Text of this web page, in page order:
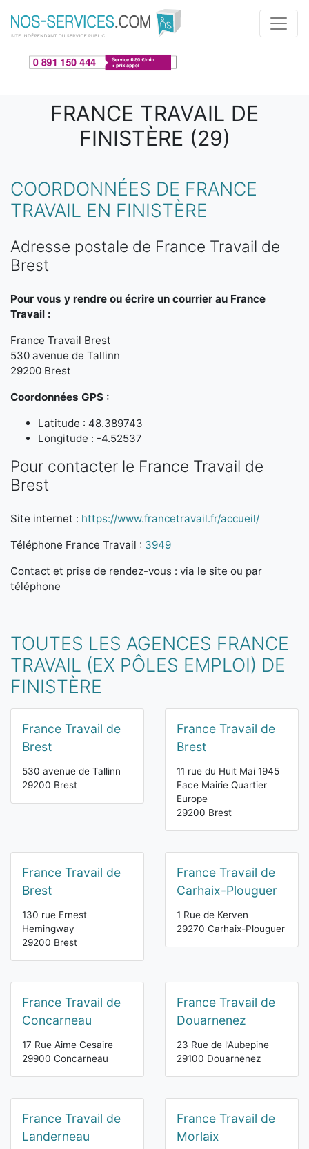
Aller au contenu principal
FRANCE TRAVAIL DE
FINISTÈRE (29)
COORDONNÉES DE FRANCE
TRAVAIL EN FINISTÈRE
Adresse postale de France Travail de
Brest
Pour vous y rendre ou écrire un courrier au France
Travail :
France Travail Brest
530 avenue de Tallinn
29200 Brest
Coordonnées GPS :
Latitude : 48.389743
Longitude : -4.52537
Pour contacter le France Travail de
Brest
Site internet : https://www.francetravail.fr/accueil/
Téléphone France Travail : 3949
Contact et prise de rendez-vous : via le site ou par
téléphone
TOUTES LES AGENCES FRANCE
TRAVAIL (EX PÔLES EMPLOI) DE
FINISTÈRE
France Travail de
Brest
530 avenue de Tallinn
29200 Brest
France Travail de
Brest
11 rue du Huit Mai 1945
Face Mairie Quartier
Europe
29200 Brest
France Travail de
Brest
130 rue Ernest
Hemingway
29200 Brest
France Travail de
Carhaix-Plouguer
1 Rue de Kerven
29270 Carhaix-Plouguer
France Travail de
Concarneau
17 Rue Aime Cesaire
29900 Concarneau
France Travail de
Douarnenez
23 Rue de l’Aubepine
29100 Douarnenez
France Travail de
Landerneau
France Travail de
Morlaix